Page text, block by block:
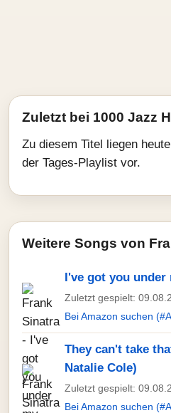
Zuletzt bei 1000 Jazz
Zu diesem Titel liegen
der Tages-Playlist vor.
Weitere Songs von
I've got you under
Zuletzt gespielt:
Bei Amazon suchen
They can't take
Natalie Cole)
Zuletzt gespielt:
Bei Amazon suchen